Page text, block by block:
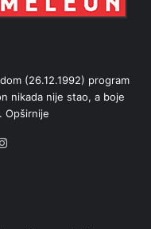
(26.12.1992) program
nikada nije stao, a boje
Opširnije